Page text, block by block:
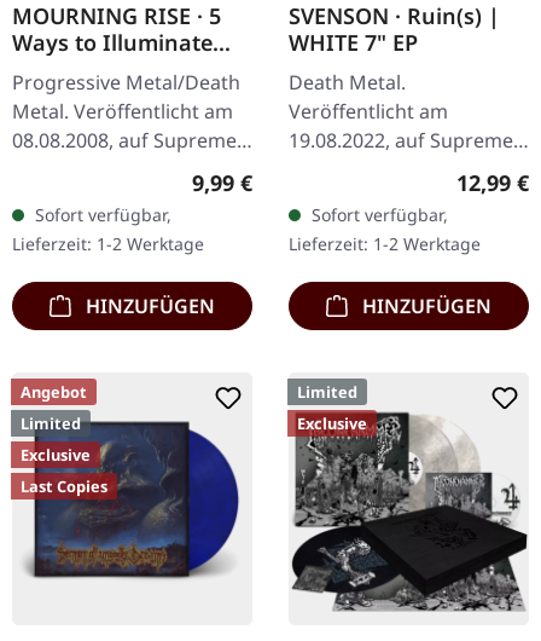
MOURNING RISE · 5
Ways to Illuminate
Silence | DIGIPAK CD
Progressive Metal/Death
Metal. Veröffentlicht am
08.08.2008, auf Supreme
Chaos Records. Limitierte
CD-Version im DigiPak mit
12-seitgem Booklet.…
Regulärer Preis:
9,99 €
Sofort verfügbar,
Lieferzeit: 1-2 Werktage
HINZUFÜGEN
SVENSON · Ruin(s) |
WHITE 7" EP
Death Metal.
Veröffentlicht am
19.08.2022, auf Supreme
Chaos Records. Weiße 7"-
Vinyl-Single mit Memorial-
Etching auf der B-Seite,
limitiert auf 200…
12,99 €
Sofort verfügbar,
Lieferzeit: 1-2 Werktage
HINZUFÜGEN
Angebot
Limited
Exclusive
Last Copies
Limited
Exclusive